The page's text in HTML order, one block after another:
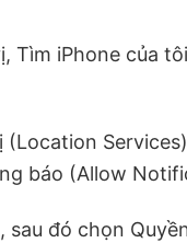
Tìm iPhone của
báo (Allow
sau đó chọn